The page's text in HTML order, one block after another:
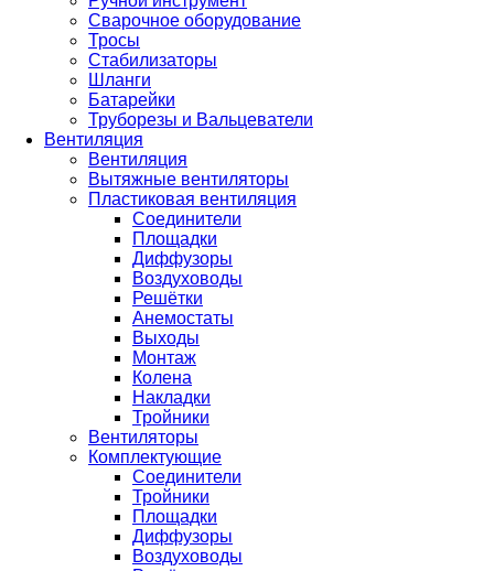
Сварочное оборудование
Тросы
Стабилизаторы
Шланги
Батарейки
Труборезы и Вальцеватели
Вентиляция
Вентиляция
Вытяжные вентиляторы
Пластиковая вентиляция
Соединители
Площадки
Диффузоры
Воздуховоды
Решётки
Анемостаты
Выходы
Монтаж
Колена
Накладки
Тройники
Вентиляторы
Комплектующие
Соединители
Тройники
Площадки
Диффузоры
Воздуховоды